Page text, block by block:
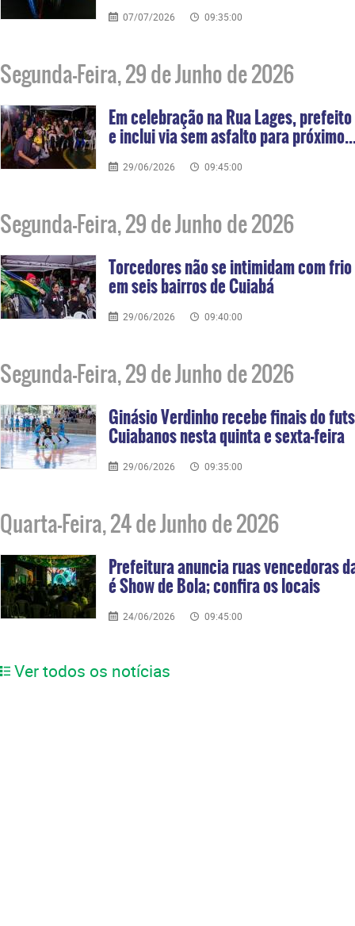
07/07/2026 09:35:00
Segunda-Feira, 29 de Junho de 2026
Em celebração na Rua Lages,
e inclui via sem asfalto para
29/06/2026 09:45:00
Segunda-Feira, 29 de Junho de 2026
Torcedores não se intimidam com
em seis bairros de Cuiabá
29/06/2026 09:40:00
Segunda-Feira, 29 de Junho de 2026
Ginásio Verdinho recebe finais do
Cuiabanos nesta quinta e sexta-feira
29/06/2026 09:35:00
Quarta-Feira, 24 de Junho de 2026
Prefeitura anuncia ruas vencedoras
é Show de Bola; confira os locais
24/06/2026 09:45:00
Ver todos os notícias